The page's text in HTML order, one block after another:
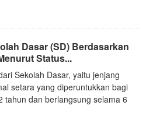
Dasar (SD) Berdasarkan
Status...
Sekolah Dasar, yaitu jenjang
setara yang diperuntukkan bagi
tahun dan berlangsung selama 6